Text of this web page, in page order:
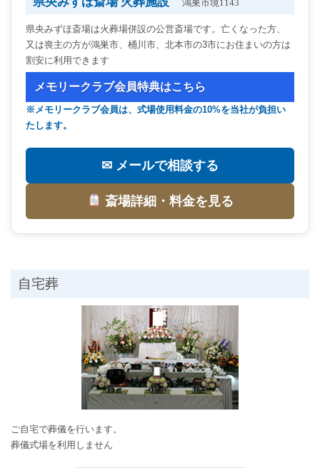
鴻巣市境1143
県央みずほ斎場は火葬場併設の公営斎場です。亡くなった方、
又は喪主の方が鴻巣市、桶川市、北本市の3市にお住まいの方は
割安に利用できます
メモリークラブ会員特典はこちら
※メモリークラブ会員は、式場使用料金の10%を当社が負担い
たします。
✉ メールで相談する
斎場詳細・料金を見る
自宅葬
ご自宅で葬儀を行います。
葬儀式場を利用しません